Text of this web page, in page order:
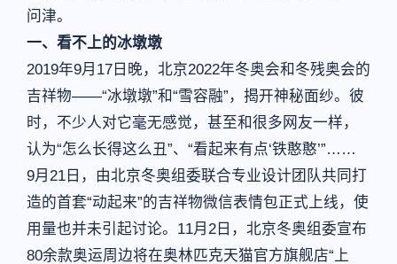
问津。
一、看不上的冰墩墩
2019年9月17日晚，北京2022年冬奥会和冬残奥会的
吉祥物——“冰墩墩”和“雪容融”，揭开神秘面纱。彼
时，不少人对它毫无感觉，甚至和很多网友一样，
认为“怎么长得这么丑”、“看起来有点‘铁憨憨’”……
9月21日，由北京冬奥组委联合专业设计团队共同打
造的首套“动起来”的吉祥物微信表情包正式上线，使
用量也并未引起讨论。11月2日，北京冬奥组委宣布
80余款奥运周边将在奥林匹克天猫官方旗舰店“上